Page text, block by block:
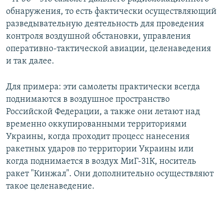
обнаружения, то есть фактически осуществляющий
разведывательную деятельность для проведения
контроля воздушной обстановки, управления
оперативно-тактической авиации, целенаведения
и так далее.
Для примера: эти самолеты практически всегда
поднимаются в воздушное пространство
Российской Федерации, а также они летают над
временно оккупированными территориями
Украины, когда проходит процесс нанесения
ракетных ударов по территории Украины или
когда поднимается в воздух МиГ-31К, носитель
ракет "Кинжал". Они дополнительно осуществляют
такое целенаведение.